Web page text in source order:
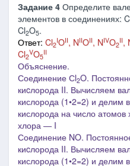
Задание 4 Определите
элементов в соединениях:
Cl2O5.
Ответ: Cl2
IOII, NIIOII, NIVO2
II,
Cl2
VO5
II
Объяснение.
Соединение Сl2O.
киcлорода II. Вычисляем
кислорода (1•2=2) и делим
кислорода на число
хлора ― I
Соединение NO.
киcлорода II. Вычисляем
кислорода (1•2=2) и делим